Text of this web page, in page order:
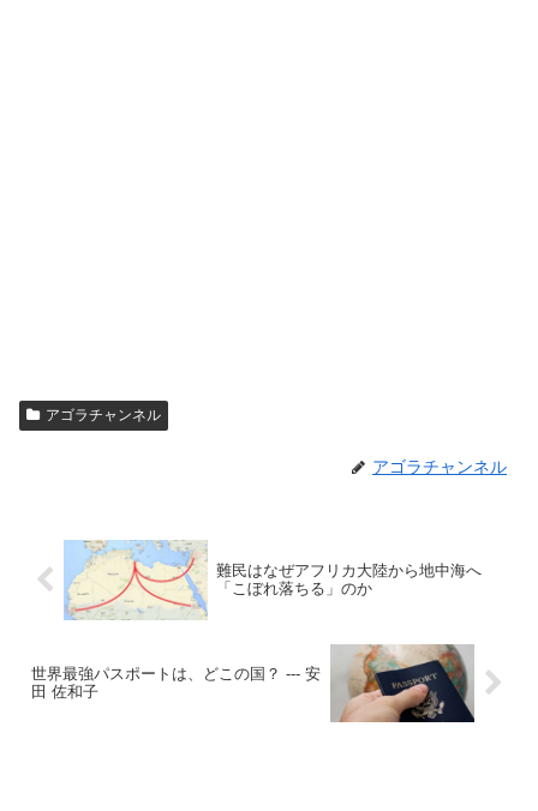
アゴラチャンネル
アゴラチャンネル
難民はなぜアフリカ大陸から地中海へ
「こぼれ落ちる」のか
世界最強パスポートは、どこの国？ --- 安
田 佐和子